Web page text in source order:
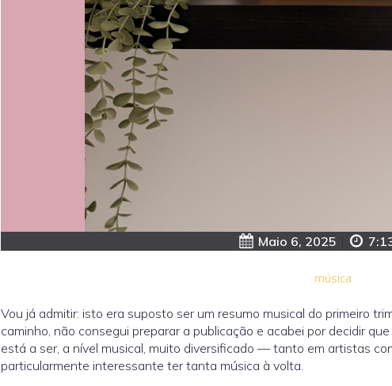
Maio 6, 2025
música
Vou já admitir: isto era suposto ser um resumo musical do primeiro
caminho, não consegui preparar a publicação e acabei por decidir
está a ser, a nível musical, muito diversificado — tanto em artistas
particularmente interessante ter tanta música à volta.